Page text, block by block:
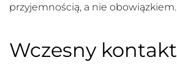
przyjemnością, a nie obowiązkiem.
Wczesny